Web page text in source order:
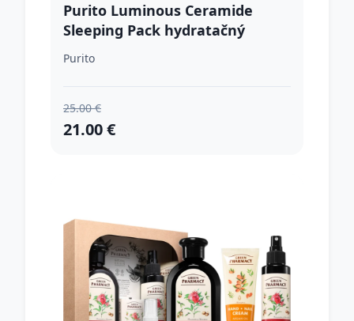
Purito Luminous Ceramide
Sleeping Pack hydratačný
nočný krém s ceramidmi 100 ml
Purito
25.00 €
21.00 €